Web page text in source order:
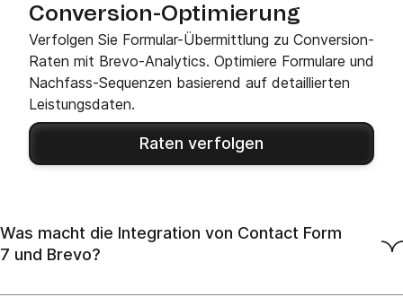
Conversion-Optimierung
Verfolgen Sie Formular-Übermittlung zu Conversion-
Raten mit Brevo-Analytics. Optimiere Formulare und
Nachfass-Sequenzen basierend auf detaillierten
Leistungsdaten.
Raten verfolgen
Was macht die Integration von Contact Form
7 und Brevo?